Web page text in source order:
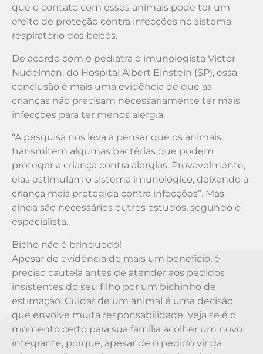
que o contato com esses animais pode ter um
efeito de proteção contra infecções no sistema
respiratório dos bebês.
De acordo com o pediatra e imunologista Victor
Nudelman, do Hospital Albert Einstein (SP), essa
conclusão é mais uma evidência de que as
crianças não precisam necessariamente ter mais
infecções para ter menos alergia.
“A pesquisa nos leva a pensar que os animais
transmitem algumas bactérias que podem
proteger a criança contra alergias. Provavelmente,
elas estimulam o sistema imunológico, deixando a
criança mais protegida contra infecções”. Mas
ainda são necessários outros estudos, segundo o
especialista.
Bicho não é brinquedo!
Apesar de evidência de mais um benefício, é
preciso cautela antes de atender aos pedidos
insistentes do seu filho por um bichinho de
estimação. Cuidar de um animal é uma decisão
que envolve muita responsabilidade. Veja se é o
momento certo para sua família acolher um novo
integrante, porque, apesar de o pedido vir da